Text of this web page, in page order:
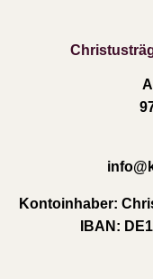
info
Kontoinhaber:
IBAN: